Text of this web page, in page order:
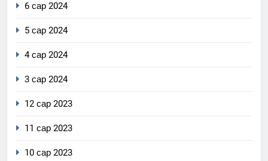
6 сар 2024
5 сар 2024
4 сар 2024
3 сар 2024
12 сар 2023
11 сар 2023
10 сар 2023